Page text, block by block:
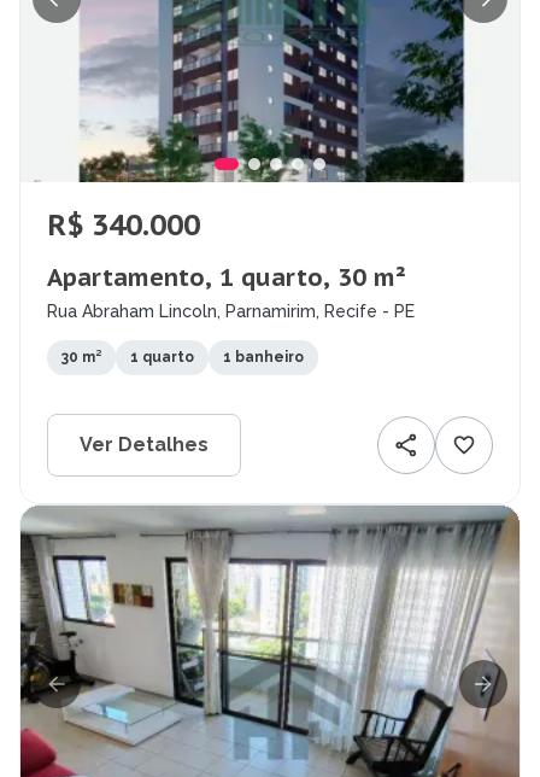
R$ 340.000
Apartamento, 1 quarto, 30 m²
Rua Abraham Lincoln, Parnamirim, Recife - PE
30 m² 1 quarto 1 banheiro
Ver Detalhes